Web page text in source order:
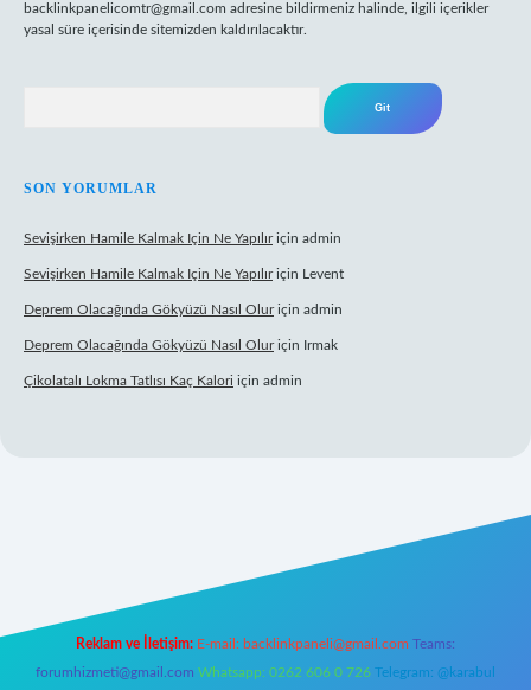
backlinkpanelicomtr@gmail.com adresine bildirmeniz halinde, ilgili içerikler
yasal süre içerisinde sitemizden kaldırılacaktır.
SON YORUMLAR
Sevişirken Hamile Kalmak Için Ne Yapılıriçin admin
Sevişirken Hamile Kalmak Için Ne Yapılıriçin Levent
Deprem Olacağında Gökyüzü Nasıl Oluriçin admin
Deprem Olacağında Gökyüzü Nasıl Oluriçin Irmak
Çikolatalı Lokma Tatlısı Kaç Kalori için admin
Reklam ve İletişim: E-mail: backlinkpaneli@gmail.com Teams:
forumhizmeti@gmail.com Whatsapp: 0262 606 0 726 Telegram: @karabul